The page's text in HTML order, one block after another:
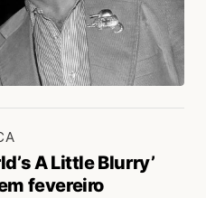
A Little Blurry’
fevereiro